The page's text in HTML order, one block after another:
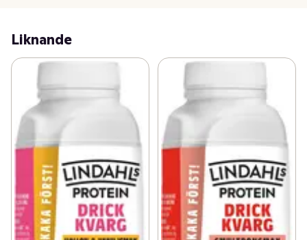
Liknande